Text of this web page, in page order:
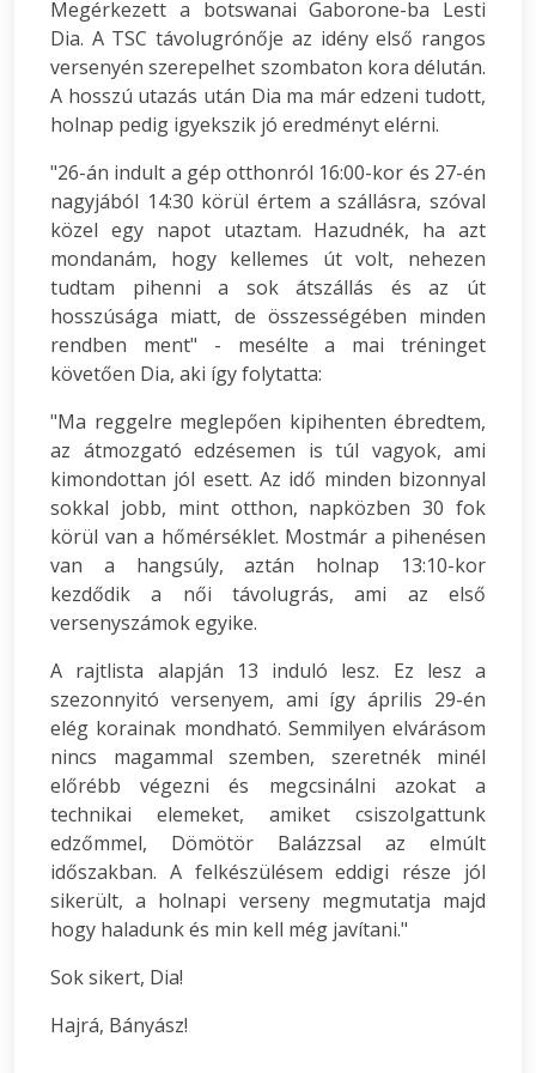
Megérkezett a botswanai Gaborone-ba Lesti
Dia. A TSC távolugrónője az idény első rangos
versenyén szerepelhet szombaton kora délután.
A hosszú utazás után Dia ma már edzeni tudott,
holnap pedig igyekszik jó eredményt elérni.
"26-án indult a gép otthonról 16:00-kor és 27-én
nagyjából 14:30 körül értem a szállásra, szóval
közel egy napot utaztam. Hazudnék, ha azt
mondanám, hogy kellemes út volt, nehezen
tudtam pihenni a sok átszállás és az út
hosszúsága miatt, de összességében minden
rendben ment" - mesélte a mai tréninget
követően Dia, aki így folytatta:
"Ma reggelre meglepően kipihenten ébredtem,
az átmozgató edzésemen is túl vagyok, ami
kimondottan jól esett. Az idő minden bizonnyal
sokkal jobb, mint otthon, napközben 30 fok
körül van a hőmérséklet. Mostmár a pihenésen
van a hangsúly, aztán holnap 13:10-kor
kezdődik a női távolugrás, ami az első
versenyszámok egyike.
A rajtlista alapján 13 induló lesz. Ez lesz a
szezonnyitó versenyem, ami így április 29-én
elég korainak mondható. Semmilyen elvárásom
nincs magammal szemben, szeretnék minél
előrébb végezni és megcsinálni azokat a
technikai elemeket, amiket csiszolgattunk
edzőmmel, Dömötör Balázzsal az elmúlt
időszakban. A felkészülésem eddigi része jól
sikerült, a holnapi verseny megmutatja majd
hogy haladunk és min kell még javítani."
Sok sikert, Dia!
Hajrá, Bányász!